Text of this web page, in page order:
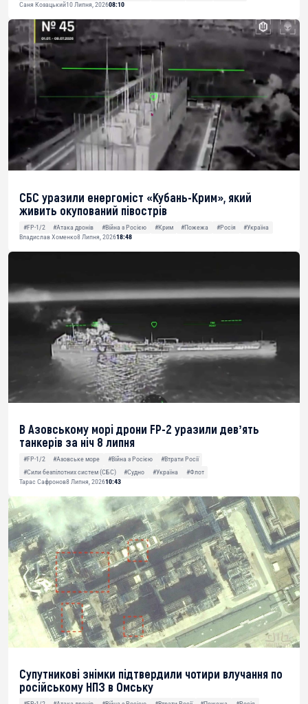
Саня Козацький10 Липня, 202608:10
СБС уразили енергоміст «Кубань-Крим», який
живить окупований півострів
#FP-1/2 #Атака дронів #Війна з Росією #Крим #Пожежа #Росія
#Україна
Владислав Хоменко8 Липня, 202618:48
В Азовському морі дрони FP-2 уразили девʼять
танкерів за ніч 8 липня
#FP-1/2 #Азовське море #Війна з Росією
#Втрати Росії
#Сили безпілотних систем (СБС)
#Судно #Україна
#Флот
Тарас Сафронов8 Липня, 202610:43
Супутникові знімки підтвердили чотири влучання по
російському НПЗ в Омську